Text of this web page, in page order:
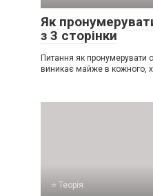
Як
з 3 сторінки
Питання як пронумерувати
виникає майже в кожного,
⭐ Теорія